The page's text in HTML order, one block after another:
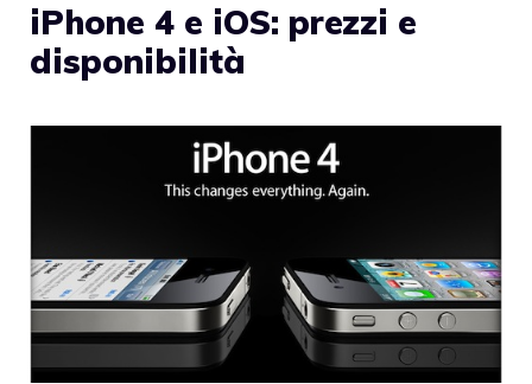
iPhone 4 e iOS: prezzi e
disponibilità